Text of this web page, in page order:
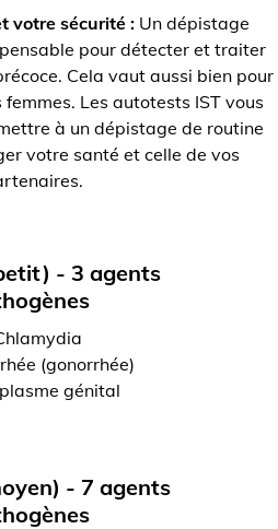
votre sécurité :Un dépistage
pour détecter et traiter
Cela vaut aussi bien pour
Les autotests IST vous
à un dépistage de routine
votre santé et celle de vos
- 3 agents
(gonorrhée)
génital
- 7 agents